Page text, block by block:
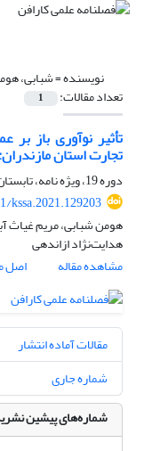
نویسنده =شبابی،
تعداد مقالات: 1
تأثیر نوآوری باز
تجارت استان
دوره 19، ویژه نامه، تابستان 1401، صفحه
kssa.2021.129203
هومن شبابی، مریم غیاث
هدایت‌نژاد ازاندهی
مشاهده مقاله
اصل
مقالات آماده انتشار
شماره جاری
شماره‌های پیشین